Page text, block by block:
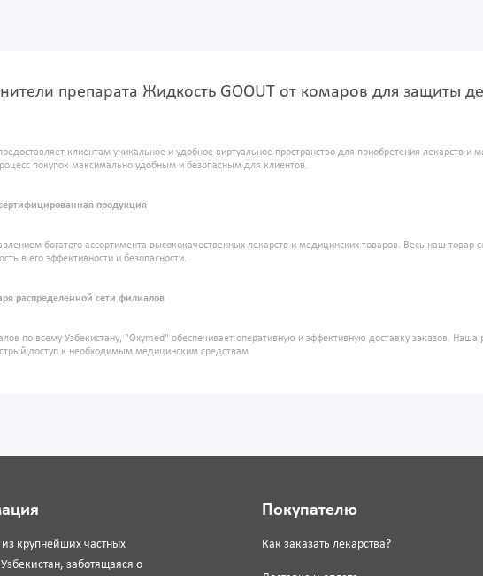
препарата Жидкость GOOUT от комаров для защиты
клиентам уникальное и удобное виртуальное пространство для приобретения лекарств
покупок максимально удобным и безопасным для клиентов.
продукция
богатого ассортимента высококачественных лекарств и медицинских товаров. Весь наш
в его эффективности и безопасности.
распределенной сети филиалов
по всему Узбекистану, "Oxymed" обеспечивает оперативную и эффективную доставку заказов.
доступ к необходимым медицинским средствам
крупнейших частных
заботящаяся о
Покупателю
Как заказать лекарства?